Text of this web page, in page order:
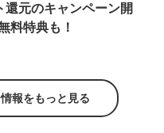
還元のキャンペーン開
料特典も！
報をもっと見る